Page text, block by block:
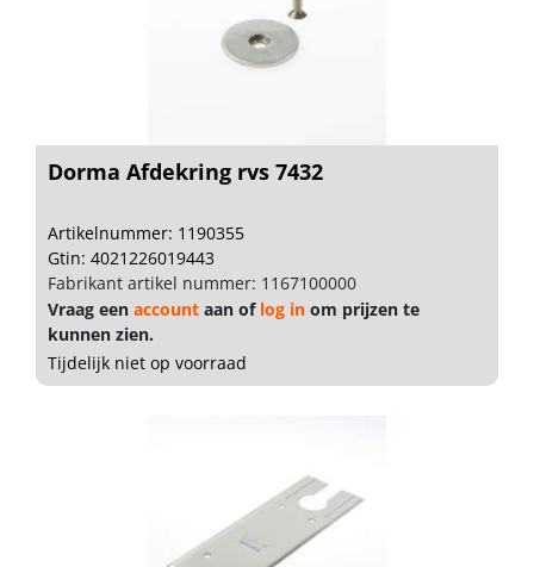
Dorma Afdekring rvs 7432
Artikelnummer: 1190355
Gtin: 4021226019443
Fabrikant artikel nummer: 1167100000
Vraag een account aan of log in om prijzen te
kunnen zien.
Tijdelijk niet op voorraad